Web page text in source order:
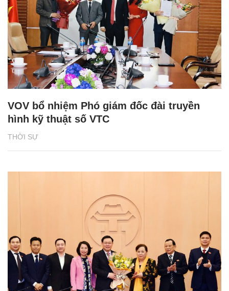
THỜI SỰ
VOV bổ nhiệm Phó giám đốc đài truyền
hình kỹ thuật số VTC